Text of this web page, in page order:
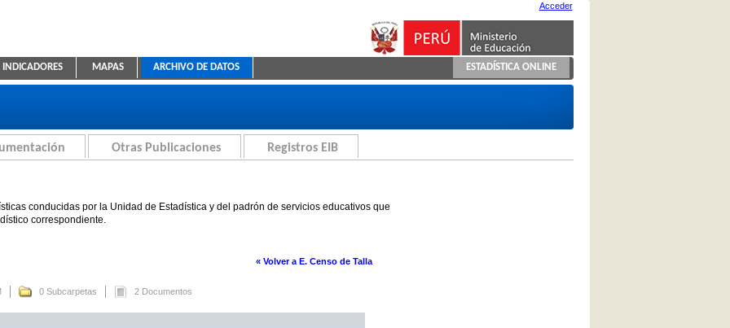
Educativa
Acceder
INDICADORES MAPAS ARCHIVO DE DATOS ESTADÍSTICA ONLINE
Otras Publicaciones Registros EIB
conducidas por la Unidad de Estadística y del padrón de servicios educativos que
correspondiente.
« Volver a E. Censo de Talla
0 Subcarpetas 2 Documentos